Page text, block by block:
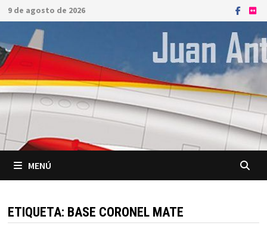
Saltar
al
contenido
9 de agosto de 2026
MENÚ
ETIQUETA: BASE CORONEL MATE